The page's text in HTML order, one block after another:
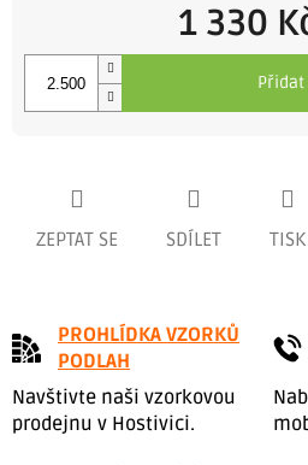
TISK
ZEPTAT SE SDÍLET
1 330
Měrná
Přidat
PROHLÍDKA VZORKŮ
PODLAH
Navštivte naši vzorkovou
prodejnu v Hostivici.